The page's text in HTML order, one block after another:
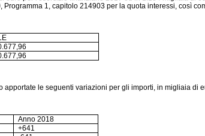
1, capitolo 214903 per la quota interessi, così
le seguenti variazioni per gli importi, in migliaia di
Anno 2018
+641